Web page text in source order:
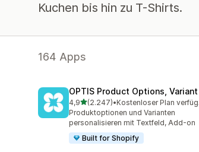
Kuchen bis hin zu T-Shirts.
164 Apps
OPTIS Product Options, Variant
4,9von 5 Sternen
(2.247)
2247 Rezensionen insgesamt
•
Produktoptionen und Varianten
personalisieren mit Textfeld, Add-on
Built for Shopify